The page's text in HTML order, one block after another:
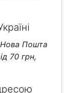
Пошта
70 грн,